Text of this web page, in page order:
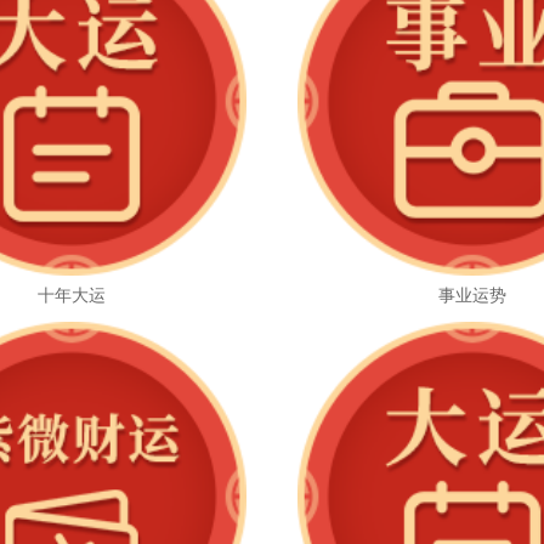
十年大运 事业运势